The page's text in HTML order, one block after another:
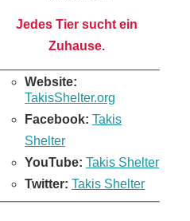
Jedes Tier sucht ein
Zuhause.
Website:
TakisShelter.org
Facebook: Takis
Shelter
YouTube: Takis Shelter
Twitter: Takis Shelter